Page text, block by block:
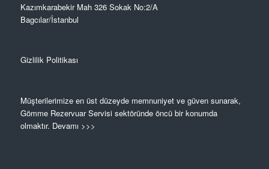
Kazımkarabekir Mah 326 Sokak No:2/A
Bagcılar/İstanbul
Gizlilik Politikası
Müşterilerimize en üst düzeyde memnuniyet ve güven sunarak,
Gömme Rezervuar Servisi sektöründe öncü bir konumda
olmaktır. Devamı >>>